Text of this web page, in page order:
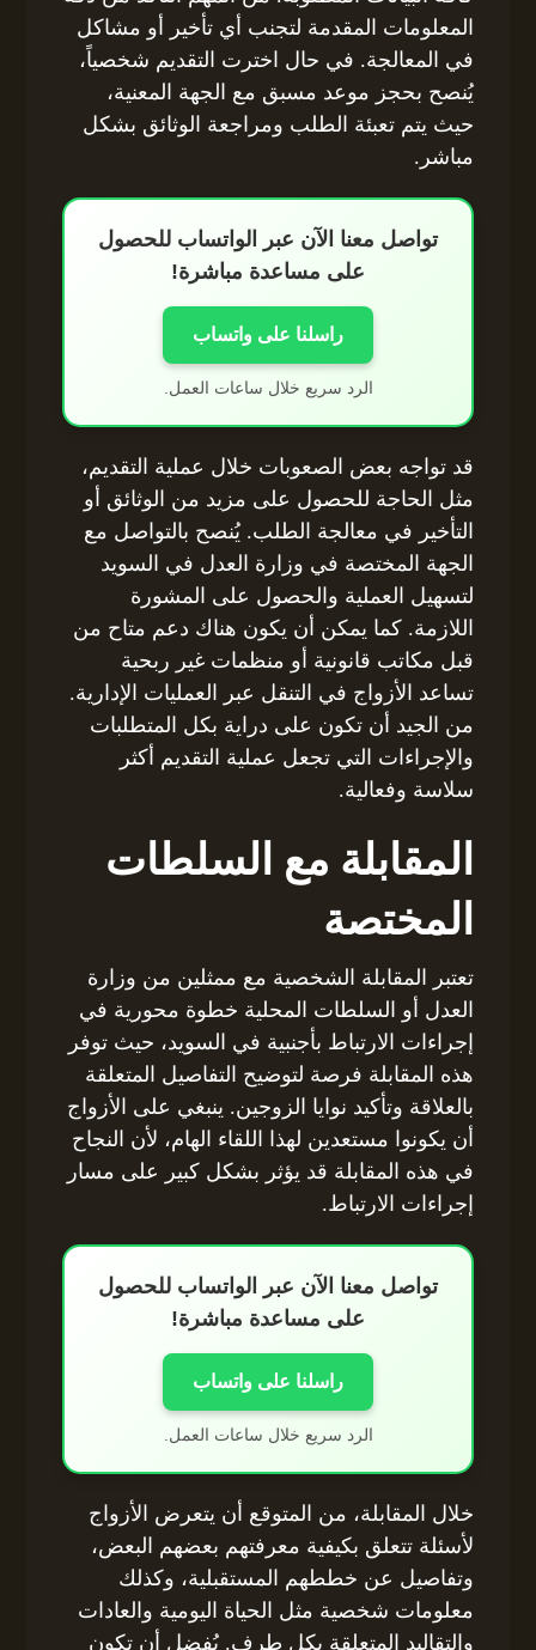
المعلومات المقدمة لتجنب أي تأخير أو مشاكل
في المعالجة. في حال اخترت التقديم شخصياً،
يُنصح بحجز موعد مسبق مع الجهة المعنية،
حيث يتم تعبئة الطلب ومراجعة الوثائق بشكل
مباشر.
تواصل معنا الآن عبر الواتساب للحصول
على مساعدة مباشرة!
راسلنا على واتساب
الرد سريع خلال ساعات العمل.
قد تواجه بعض الصعوبات خلال عملية التقديم،
مثل الحاجة للحصول على مزيد من الوثائق أو
التأخير في معالجة الطلب. يُنصح بالتواصل مع
الجهة المختصة في وزارة العدل في السويد
لتسهيل العملية والحصول على المشورة
اللازمة. كما يمكن أن يكون هناك دعم متاح من
قبل مكاتب قانونية أو منظمات غير ربحية
تساعد الأزواج في التنقل عبر العمليات الإدارية.
من الجيد أن تكون على دراية بكل المتطلبات
والإجراءات التي تجعل عملية التقديم أكثر
سلاسة وفعالية.
المقابلة مع السلطات
المختصة
تعتبر المقابلة الشخصية مع ممثلين من وزارة
العدل أو السلطات المحلية خطوة محورية في
إجراءات الارتباط بأجنبية في السويد، حيث توفر
هذه المقابلة فرصة لتوضيح التفاصيل المتعلقة
بالعلاقة وتأكيد نوايا الزوجين. ينبغي على الأزواج
أن يكونوا مستعدين لهذا اللقاء الهام، لأن النجاح
في هذه المقابلة قد يؤثر بشكل كبير على مسار
إجراءات الارتباط.
تواصل معنا الآن عبر الواتساب للحصول
على مساعدة مباشرة!
راسلنا على واتساب
الرد سريع خلال ساعات العمل.
خلال المقابلة، من المتوقع أن يتعرض الأزواج
لأسئلة تتعلق بكيفية معرفتهم بعضهم البعض،
وتفاصيل عن خططهم المستقبلية، وكذلك
معلومات شخصية مثل الحياة اليومية والعادات
والتقاليد المتعلقة بكل طرف. يُفضل أن تكون